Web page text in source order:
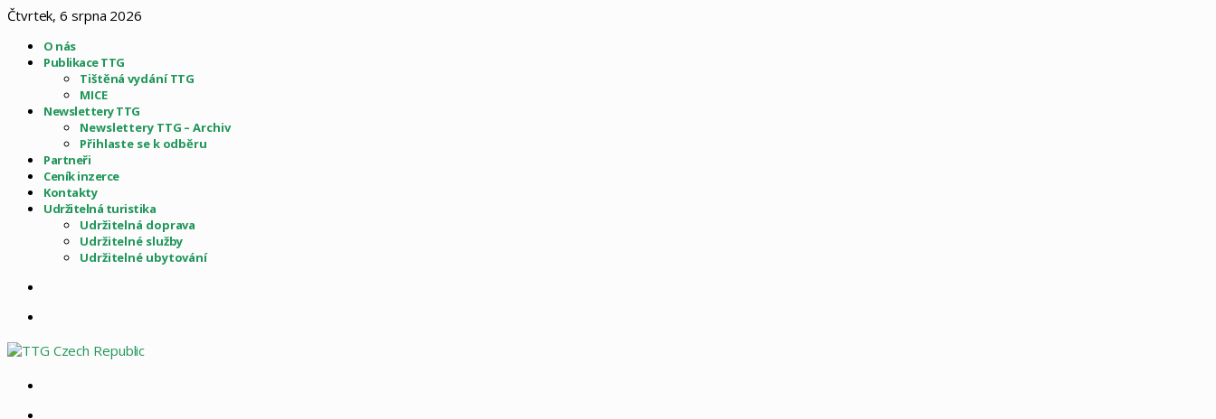
Čtvrtek, 6 srpna 2026
O nás
Publikace TTG
Tištěná vydání TTG
MICE
Newslettery TTG
Newslettery TTG – Archiv
Přihlaste se k odběru
Partneři
Ceník inzerce
Kontakty
Udržitelná turistika
Udržitelná doprava
Udržitelné služby
Udržitelné ubytování